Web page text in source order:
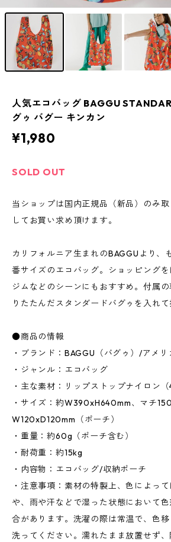
人気エコバッグ BAGGU
グゥ バグー キンカン
¥1,980
SOLD OUT
当ショップは国内正規品（新品）のみ
してお買い求め頂けます。
カリフォルニア生まれのBAGGUより、
番サイズのエコバッグ。ショッピング
ジムなどのシーンにもおすすめ。付属
りたたんだスタンダードバグゥを入れて
●商品の情報
・ブランド：BAGGU（バグゥ）/アメリ
・ジャンル：エコバッグ
・主な素材：リップストップナイロン
・サイズ：約W390xH640mm、マチ
W120xD120mm（ポーチ）
・重量：約60g（ポーチ含む）
・耐荷重：約15kg
・内容物：エコバッグ/収納ポーチ
・注意事項：素材の特製上、色によっ
や、雨や汗などで湿った状態において
合があります。洗濯の際は常温で、色
洗ってください。濡れたまま放置せず